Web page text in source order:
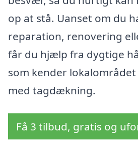
op at stå. Uanset om du
reparation, renovering
får du hjælp fra dygtige
som kender
med tagdækning.
Få 3 tilbud, gratis og